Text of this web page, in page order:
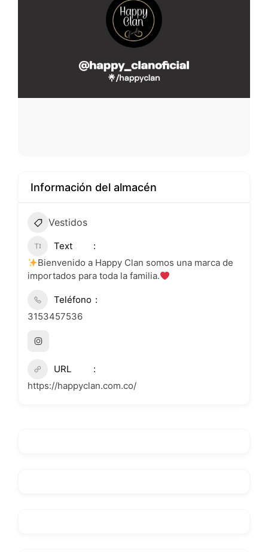
Información del almacén
Vestidos
Text
Bienvenido a Happy Clan somos una marca de
importados para toda la familia.
Teléfono
3153457536
URL
https://happyclan.com.co/